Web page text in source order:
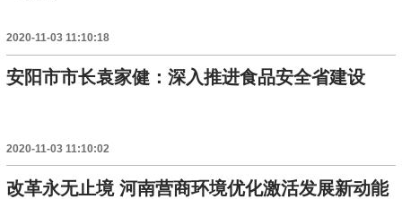
2020-11-03 11:10:18
安阳市市长袁家健：深入推进食品安全省建设
2020-11-03 11:10:02
改革永无止境 河南营商环境优化激活发展新动能